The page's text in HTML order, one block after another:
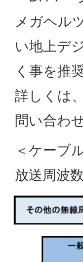
メガヘル
い地上デ
く事を推
詳しくは
問い合わ
＜ケーブ
放送周波